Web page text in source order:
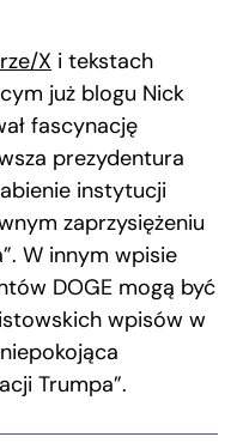
X i tekstach
już blogu Nick
fascynację
prezydentura
instytucji
zaprzysiężeniu
W innym wpisie
DOGE mogą być
wpisów w
Trumpa”.